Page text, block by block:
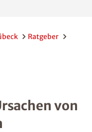
Ratgeber
von